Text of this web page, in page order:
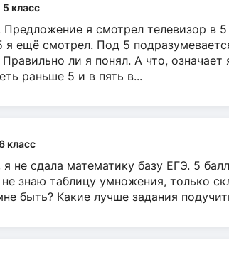
5 класс
Предложение я смотрел телевизор в
я ещё смотрел. Под 5
ли я понял. А что,
раньше 5 и в пять в...
класс
я не сдала математику базу ЕГЭ. 5
знаю таблицу умножения, только
быть? Какие лучше задания